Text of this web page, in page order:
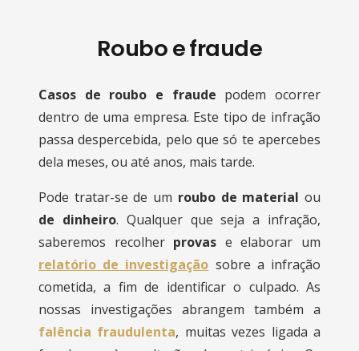
Roubo e fraude
Casos de roubo e fraude podem ocorrer
dentro de uma empresa. Este tipo de infração
passa despercebida, pelo que só te apercebes
dela meses, ou até anos, mais tarde.
Pode tratar-se de um roubo de material ou
de dinheiro. Qualquer que seja a infração,
saberemos recolher provas e elaborar um
relatório de investigação sobre a infração
cometida, a fim de identificar o culpado. As
nossas investigações abrangem também a
falência fraudulenta, muitas vezes ligada a